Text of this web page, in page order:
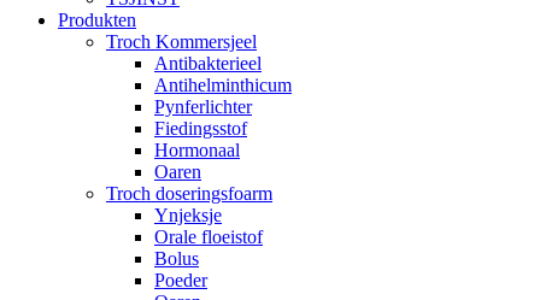
Produkten
Troch Kommersjeel
Antibakterieel
Antihelminthicum
Pynferlichter
Fiedingsstof
Hormonaal
Oaren
Troch doseringsfoarm
Ynjeksje
Orale floeistof
Bolus
Poeder